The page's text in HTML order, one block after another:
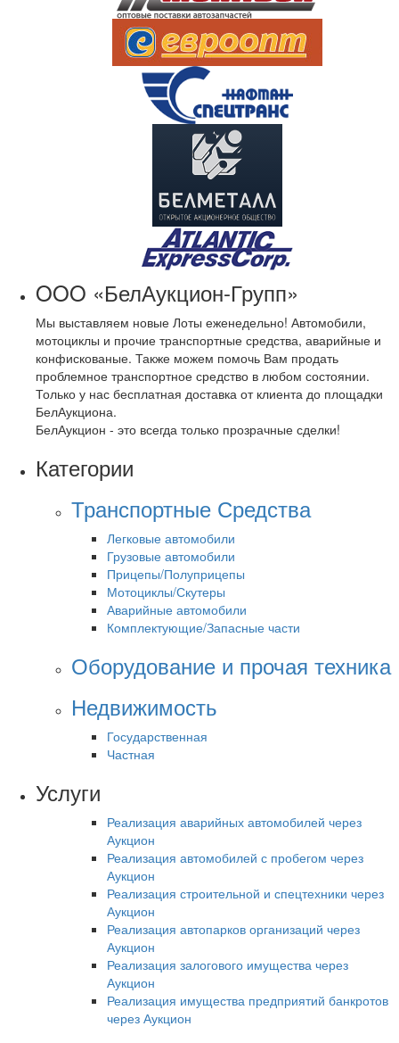
OOO «БелАукцион-Групп»
Мы выставляем новые Лоты еженедельно! Автомобили,
мотоциклы и прочие транспортные средства, аварийные и
конфискованые. Также можем помочь Вам продать
проблемное транспортное средство в любом состоянии.
Только у нас бесплатная доставка от клиента до площадки
БелАукциона.
БелАукцион - это всегда только прозрачные сделки!
Категории
Транспортные Средства
Легковые автомобили
Грузовые автомобили
Прицепы/Полуприцепы
Мотоциклы/Скутеры
Аварийные автомобили
Комплектующие/Запасные части
Оборудование и прочая техника
Недвижимость
Государственная
Частная
Услуги
Реализация аварийных автомобилей через
Аукцион
Реализация автомобилей с пробегом через
Аукцион
Реализация строительной и спецтехники через
Аукцион
Реализация автопарков организаций через
Аукцион
Реализация залогового имущества через
Аукцион
Реализация имущества предприятий банкротов
через Аукцион